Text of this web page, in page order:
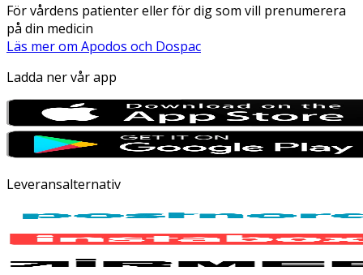
För vårdens patienter eller för dig som vill prenumerera
på din medicin
Läs mer om Apodos och Dospac
Ladda ner vår app
Leveransalternativ